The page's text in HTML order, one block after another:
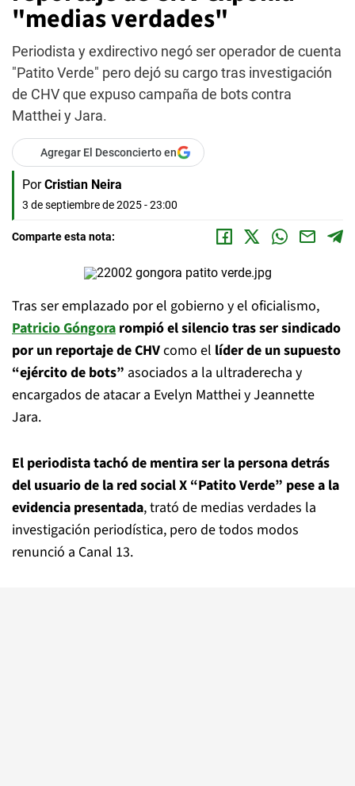
"medias verdades"
Periodista y exdirectivo negó ser operador de cuenta
"Patito Verde" pero dejó su cargo tras investigación
de CHV que expuso campaña de bots contra
Matthei y Jara.
Agregar El Desconcierto en
Por Cristian Neira
3 de septiembre de 2025 - 23:00
Comparte esta nota:
Tras ser emplazado por el gobierno y el oficialismo,
Patricio Góngora rompió el silencio tras ser sindicado
por un reportaje de CHVcomo el líder de un supuesto
“ejército de bots” asociados a la ultraderecha y
encargados de atacar a Evelyn Matthei y Jeannette
Jara.
El periodista tachó de mentira ser la persona detrás
del usuario de la red social X “Patito Verde” pese a la
evidencia presentada, trató de medias verdades la
investigación periodística, pero de todos modos
renunció a Canal 13.